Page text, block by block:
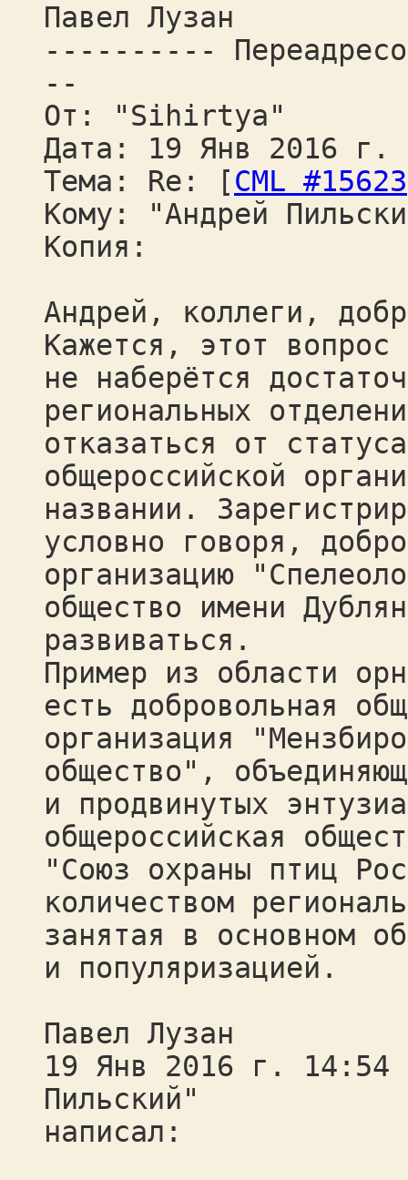
Павел Лузан
----------
--
От: "Sihirtya"
Дата: 19 Янв 2016 г.
Тема: Re: [CML #15623
Кому: "Андрей
Копия:
Андрей, коллеги,
Кажется, этот
не наберётся
региональных
отказаться от статуса
общероссийской
названии.
условно говоря,
организацию
общество имени
развиваться.
Пример из области
есть добровольная
организация
общество",
и продвинутых
общероссийская
"Союз охраны птиц
количеством
занятая в основном
и популяризацией.
Павел Лузан
19 Янв 2016 г. 14:54
Пильский"
написал: